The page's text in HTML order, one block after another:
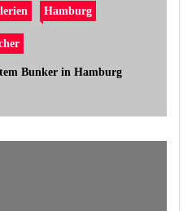
Hamburg
Bunker in Hamburg